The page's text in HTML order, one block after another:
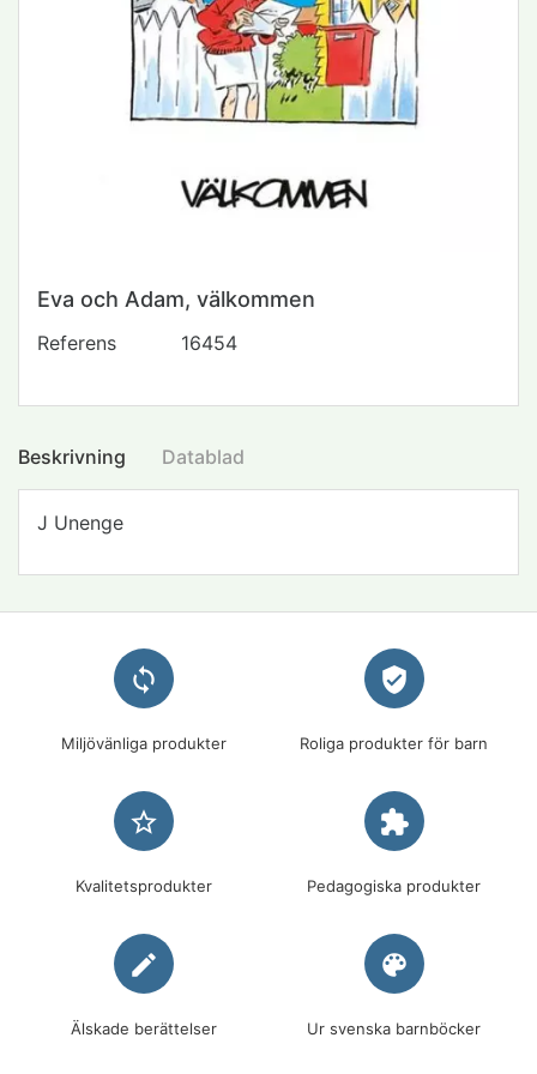
Eva och Adam, välkommen
Referens 16454
Beskrivning Datablad
J Unenge
loop
Miljövänliga produkter
verified_user
Roliga produkter för barn
star_border
Kvalitetsprodukter
extension
Pedagogiska produkter
edit
Älskade berättelser
palette
Ur svenska barnböcker